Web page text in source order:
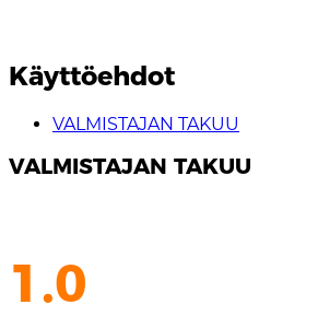
Käyttöehdot
VALMISTAJAN TAKUU
VALMISTAJAN TAKUU
1.0